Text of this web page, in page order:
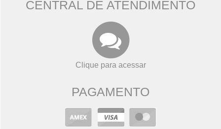
CENTRAL DE ATENDIMENTO
Clique para acessar
PAGAMENTO